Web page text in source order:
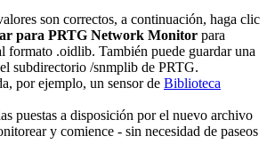
son correctos, a continuación, haga clic
para PRTG Network Monitor para
formato .oidlib. También puede guardar una
subdirectorio /snmplib de PRTG.
por ejemplo, un sensor de Biblioteca
puestas a disposición por el nuevo archivo
y comience - sin necesidad de paseos